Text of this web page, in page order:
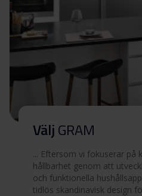
Varningar och
Tekniska ritningar
VäljGRAM
... Eftersom vi fokuserar på
hållbarhet genom att
och funktionella
tidlös skandinavisk design